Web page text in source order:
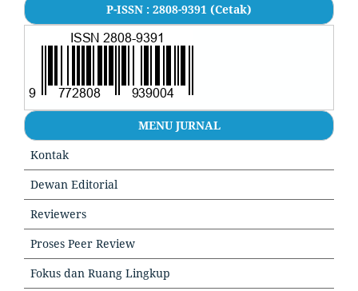
P-ISSN : 2808-9391 (Cetak)
MENU JURNAL
Kontak
Dewan Editorial
Reviewers
Proses Peer Review
Fokus dan Ruang Lingkup